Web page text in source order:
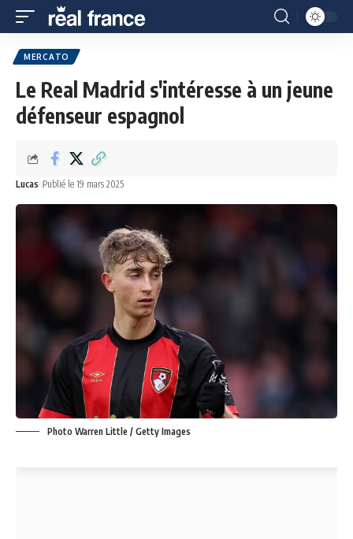
MERCATO
Le Real Madrid s'intéresse à un jeune
défenseur espagnol
Lucas Publié le 19 mars 2025
Photo Warren Little / Getty Images